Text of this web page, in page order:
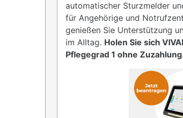
automatischer Sturzmelder
für Angehörige und
genießen Sie Unterstützung
im Alltag. Holen Sie sich
Pflegegrad 1 ohne